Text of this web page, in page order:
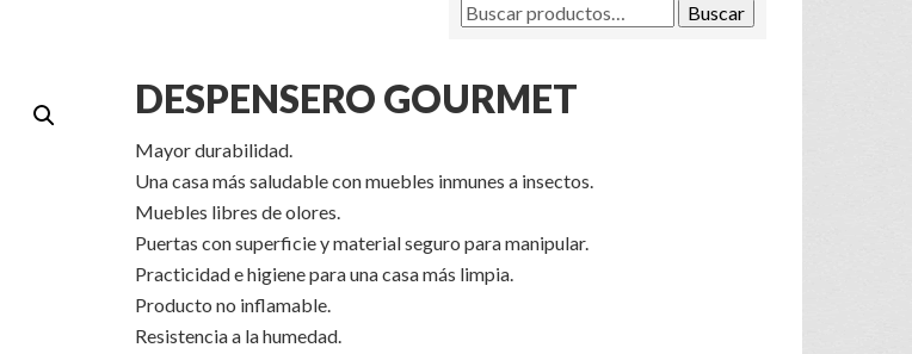
Buscar
DESPENSERO GOURMET
Mayor durabilidad.
Una casa más saludable con muebles inmunes a insectos.
Muebles libres de olores.
Puertas con superficie y material seguro para manipular.
Practicidad e higiene para una casa más limpia.
Producto no inflamable.
Resistencia a la humedad.